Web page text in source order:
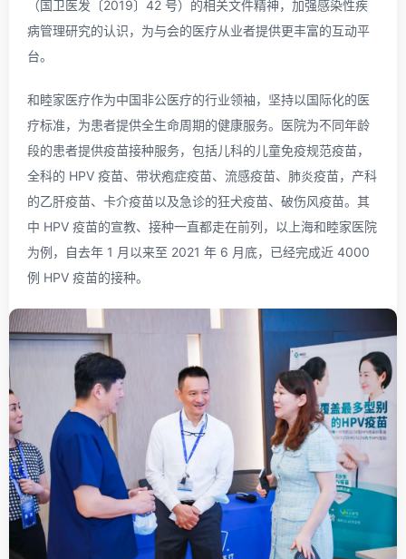
（国卫医发〔2019〕42 号）的相关文件精神，加强感染性疾
病管理研究的认识，为与会的医疗从业者提供更丰富的互动平
台。
和睦家医疗作为中国非公医疗的行业领袖，坚持以国际化的医
疗标准，为患者提供全生命周期的健康服务。医院为不同年龄
段的患者提供疫苗接种服务，包括儿科的儿童免疫规范疫苗，
全科的 HPV 疫苗、带状疱症疫苗、流感疫苗、肺炎疫苗，产科
的乙肝疫苗、卡介疫苗以及急诊的狂犬疫苗、破伤风疫苗。其
中 HPV 疫苗的宣教、接种一直都走在前列，以上海和睦家医院
为例，自去年 1 月以来至 2021 年 6 月底，已经完成近 4000
例 HPV 疫苗的接种。